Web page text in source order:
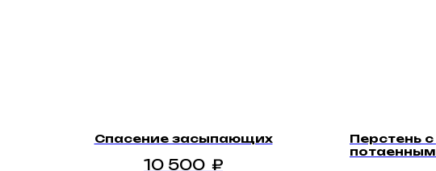
Спасение засыпающих
10 500 ₽
Перстень